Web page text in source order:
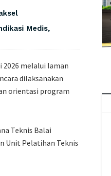
Medis,
2026 melalui laman
dilaksanakan
orientasi program
Teknis Balai
Unit Pelatihan Teknis